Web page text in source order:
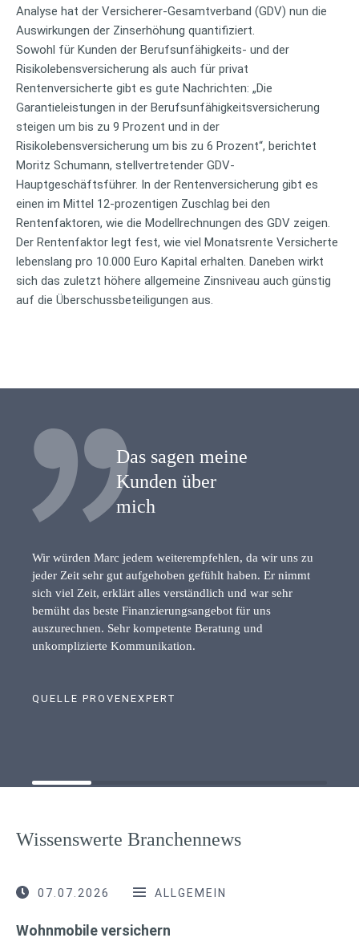
Analyse hat der Versicherer-Gesamtverband (GDV) nun die
Auswirkungen der Zinserhöhung quantifiziert.
Sowohl für Kunden der Berufsunfähigkeits- und der
Risikolebensversicherung als auch für privat
Rentenversicherte gibt es gute Nachrichten: „Die
Garantieleistungen in der Berufsunfähigkeitsversicherung
steigen um bis zu 9 Prozent und in der
Risikolebensversicherung um bis zu 6 Prozent“, berichtet
Moritz Schumann, stellvertretender GDV-
Hauptgeschäftsführer. In der Rentenversicherung gibt es
einen im Mittel 12-prozentigen Zuschlag bei den
Rentenfaktoren, wie die Modellrechnungen des GDV zeigen.
Der Rentenfaktor legt fest, wie viel Monatsrente Versicherte
lebenslang pro 10.000 Euro Kapital erhalten. Daneben wirkt
sich das zuletzt höhere allgemeine Zinsniveau auch günstig
auf die Überschussbeteiligungen aus.
Das sagen meine
Kunden über
mich
Wir würden Marc jedem weiterempfehlen, da wir uns zu
jeder Zeit sehr gut aufgehoben gefühlt haben. Er nimmt
sich viel Zeit, erklärt alles verständlich und war sehr
bemüht das beste Finanzierungsangebot für uns
auszurechnen. Sehr kompetente Beratung und
unkomplizierte Kommunikation.
QUELLE PROVENEXPERT
Wissenswerte Branchennews
07.07.2026 ALLGEMEIN
Wohnmobile versichern